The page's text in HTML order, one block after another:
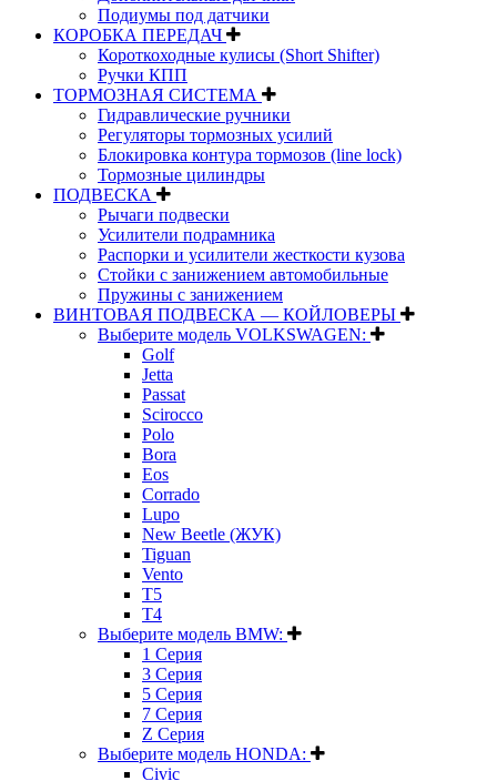
Подиумы под датчики
КОРОБКА ПЕРЕДАЧ
Короткоходные кулисы (Short Shifter)
Ручки КПП
ТОРМОЗНАЯ СИСТЕМА
Гидравлические ручники
Регуляторы тормозных усилий
Блокировка контура тормозов (line lock)
Тормозные цилиндры
ПОДВЕСКА
Рычаги подвески
Усилители подрамника
Распорки и усилители жесткости кузова
Стойки с занижением автомобильные
Пружины с занижением
ВИНТОВАЯ ПОДВЕСКА — КОЙЛОВЕРЫ
Выберите модель VOLKSWAGEN:
Golf
Jetta
Passat
Scirocco
Polo
Bora
Eos
Corrado
Lupo
New Beetle (ЖУК)
Tiguan
Vento
T5
T4
Выберите модель BMW:
1 Серия
3 Серия
5 Серия
7 Серия
Z Серия
Выберите модель HONDA:
Civic